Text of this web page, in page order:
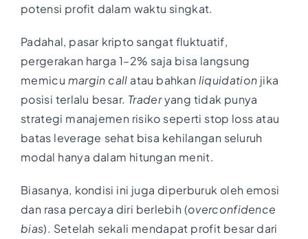
potensi profit dalam waktu singkat.
Padahal, pasar kripto sangat fluktuatif,
pergerakan harga 1–2% saja bisa langsung
memicu margin call atau bahkan liquidation jika
posisi terlalu besar. Traderyang tidak punya
strategi manajemen risiko seperti stop loss atau
batas leverage sehat bisa kehilangan seluruh
modal hanya dalam hitungan menit.
Biasanya, kondisi ini juga diperburuk oleh emosi
dan rasa percaya diri berlebih (overconfidence
bias). Setelah sekali mendapat profit besar dari